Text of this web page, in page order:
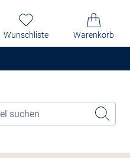
Wunschliste Warenkorb